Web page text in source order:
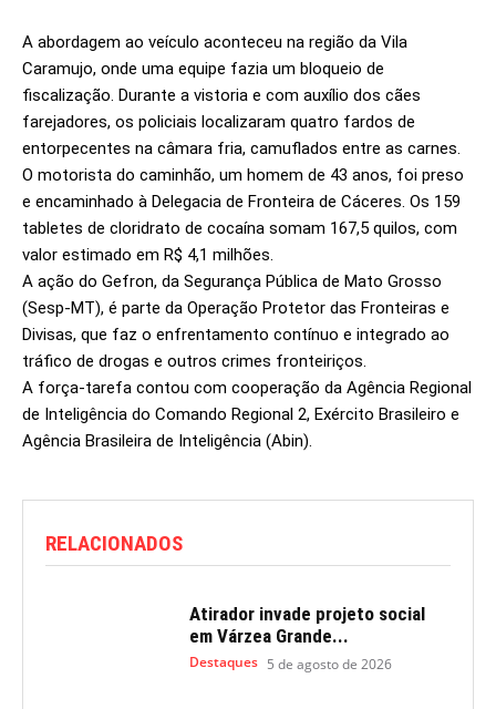
A abordagem ao veículo aconteceu na região da Vila
Caramujo, onde uma equipe fazia um bloqueio de
fiscalização. Durante a vistoria e com auxílio dos cães
farejadores, os policiais localizaram quatro fardos de
entorpecentes na câmara fria, camuflados entre as carnes.
O motorista do caminhão, um homem de 43 anos, foi preso
e encaminhado à Delegacia de Fronteira de Cáceres. Os 159
tabletes de cloridrato de cocaína somam 167,5 quilos, com
valor estimado em R$ 4,1 milhões.
A ação do Gefron, da Segurança Pública de Mato Grosso
(Sesp-MT), é parte da Operação Protetor das Fronteiras e
Divisas, que faz o enfrentamento contínuo e integrado ao
tráfico de drogas e outros crimes fronteiriços.
A força-tarefa contou com cooperação da Agência Regional
de Inteligência do Comando Regional 2, Exército Brasileiro e
Agência Brasileira de Inteligência (Abin).
RELACIONADOS
Atirador invade projeto social
em Várzea Grande...
Destaques 5 de agosto de 2026